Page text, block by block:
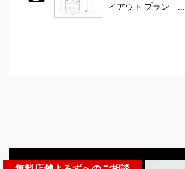
イアウト プラン ...